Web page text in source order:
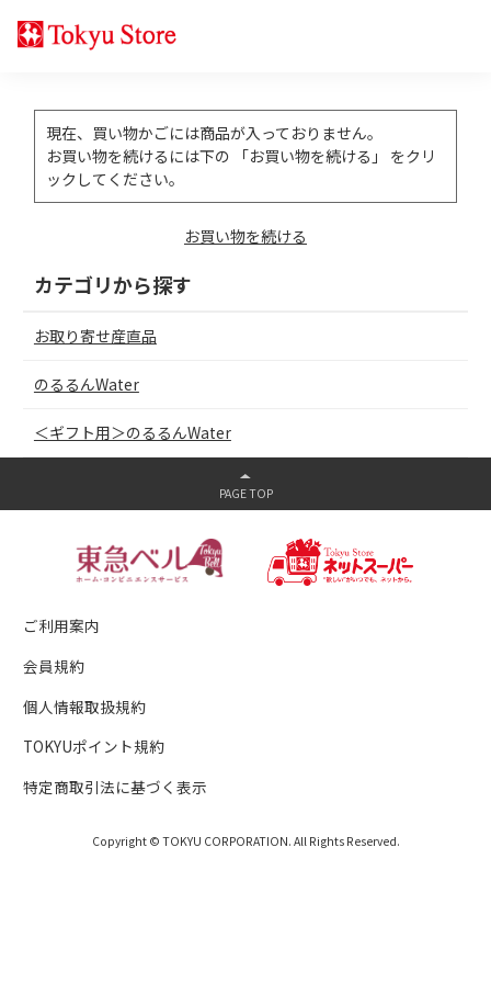
現在、買い物かごには商品が入っておりません。
お買い物を続けるには下の 「お買い物を続ける」 をクリ
ックしてください。
お買い物を続ける
カテゴリから探す
お取り寄せ産直品
のるるんWater
＜ギフト用＞のるるんWater
ご利用案内
会員規約
個人情報取扱規約
TOKYUポイント規約
特定商取引法に基づく表示
Copyright © TOKYU CORPORATION. All Rights Reserved.